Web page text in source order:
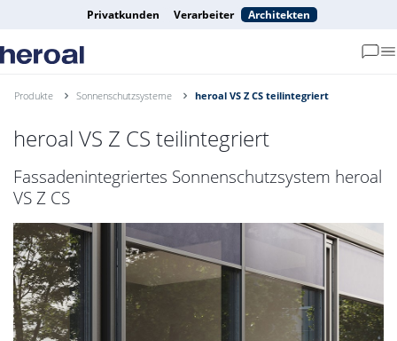
Privatkunden Verarbeiter Architekten
Produkte Sonnenschutzsysteme heroal VS Z CS teilintegriert
heroal VS Z CS teilintegriert
Fassadenintegriertes Sonnenschutzsystem heroal
VS Z CS